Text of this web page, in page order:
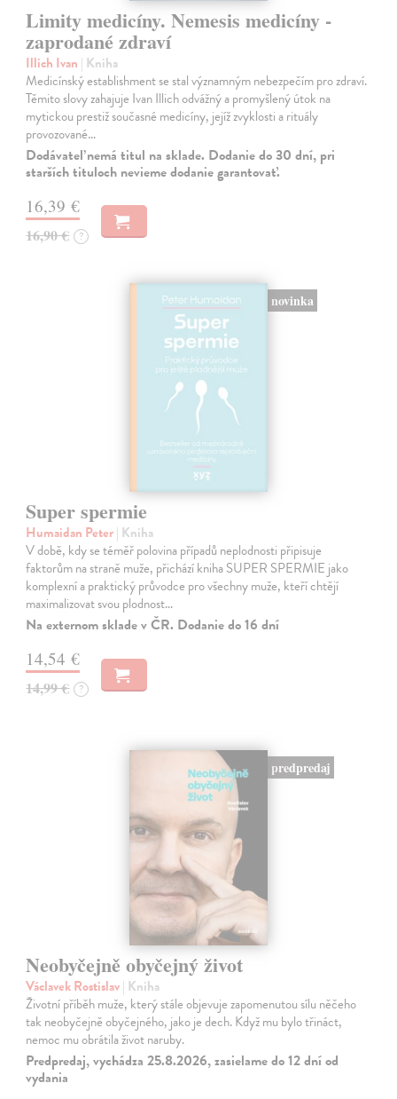
Limity medicíny. Nemesis medicíny -
zaprodané zdraví
Illich Ivan | Kniha
Medicínský establishment se stal významným nebezpečím pro zdraví.
Těmito slovy zahajuje Ivan Illich odvážný a promyšlený útok na
mytickou prestiž současné medicíny, jejíž zvyklosti a rituály
provozované…
Dodávateľ nemá titul na sklade. Dodanie do 30 dní, pri
starších tituloch nevieme dodanie garantovať.
16,39 €
16,90 € ?
novinka
Super spermie
Humaidan Peter| Kniha
V době, kdy se téměř polovina případů neplodnosti připisuje
faktorům na straně muže, přichází kniha SUPER SPERMIE jako
komplexní a praktický průvodce pro všechny muže, kteří chtějí
maximalizovat svou plodnost…
Na externom sklade v ČR. Dodanie do 16 dní
14,54 €
14,99 € ?
predpredaj
Neobyčejně obyčejný život
Václavek Rostislav| Kniha
Životní příběh muže, který stále objevuje zapomenutou sílu něčeho
tak neobyčejně obyčejného, jako je dech. Když mu bylo třináct,
nemoc mu obrátila život naruby.
Predpredaj, vychádza 25.8.2026, zasielame do 12 dní od
vydania